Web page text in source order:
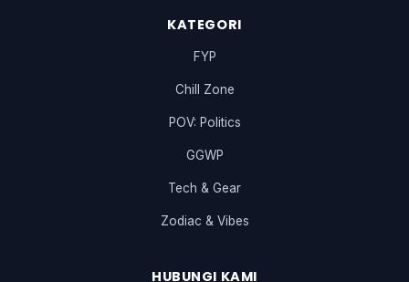
KATEGORI
FYP
Chill Zone
POV: Politics
GGWP
Tech & Gear
Zodiac & Vibes
HUBUNGI KAMI